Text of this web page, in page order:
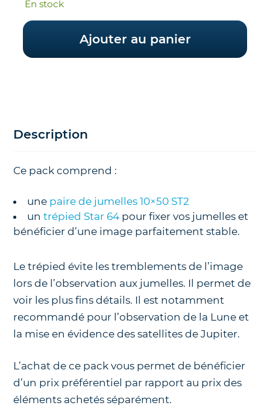
initial
était :
actuel
est :
En stock
Ajouter au panier
Description
Ce pack comprend :
une paire de jumelles 10×50 ST2
untrépied Star 64 pour fixer vos jumelles et
bénéficier d’une image parfaitement stable.
Le trépied évite les tremblements de l’image
lors de l’observation aux jumelles. Il permet de
voir les plus fins détails. Il est notamment
recommandé pour l’observation de la Lune et
la mise en évidence des satellites de Jupiter.
L’achat de ce pack vous permet de bénéficier
d’un prix préférentiel par rapport au prix des
éléments achetés séparément.